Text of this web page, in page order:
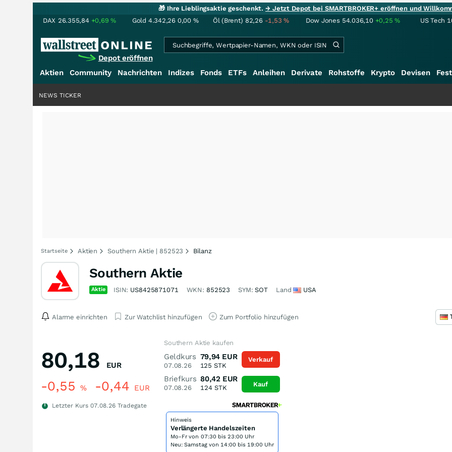
🎁 Ihre Lieblingsaktie geschenkt.→ Jetzt Depot bei SMARTBROKER+ eröffnen und
DAX 26.355,84 +0,69% Gold 4.342,26 0,00 % Öl (Brent) 82,26 -1,53% Dow Jones 54.036,10 +0,25% US Tech
Depot eröffnen
Aktien Community Nachrichten Indizes Fonds ETFs Anleihen Derivate Rohstoffe Krypto Devisen
NEWS TICKER
Startseite Aktien Southern Aktie | 852523 Bilanz
Southern Aktie
Aktie ISIN: US8425871071 WKN: 852523 SYM:SOT Land USA
Alarme einrichten Zur Watchlist hinzufügen Zum Portfolio hinzufügen
80,18 EUR
-0,55 % -0,44 EUR
Letzter Kurs 07.08.26 Tradegate
Southern Aktie kaufen
Geldkurs
07.08.26
79,94 EUR
125 STK
Briefkurs
07.08.26
80,42 EUR
124STK
Verkauf
Kauf
Hinweis
Verlängerte Handelszeiten
Mo-Fr von 07:30 bis 23:00 Uhr
Neu: Samstag von 14:00 bis 19:00 Uhr